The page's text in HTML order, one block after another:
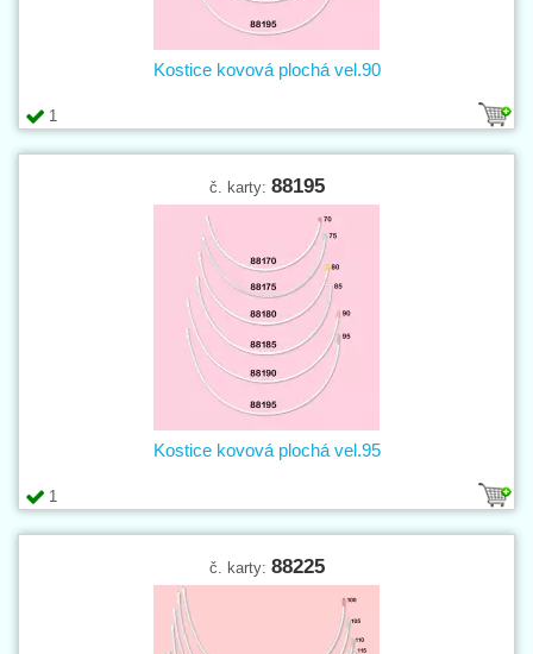
1
Kostice kovová plochá vel.90
č. karty: 88195
1
Kostice kovová plochá vel.95
č. karty: 88225